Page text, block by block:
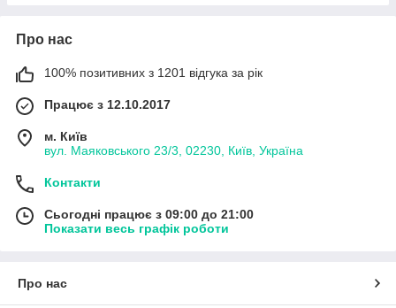
Про нас
100% позитивних з 1201 відгука за рік
Працює з 12.10.2017
м. Київ
вул. Маяковського 23/3, 02230, Київ, Україна
Контакти
Сьогодні працює з 09:00 до 21:00
Показати весь графік роботи
Про нас